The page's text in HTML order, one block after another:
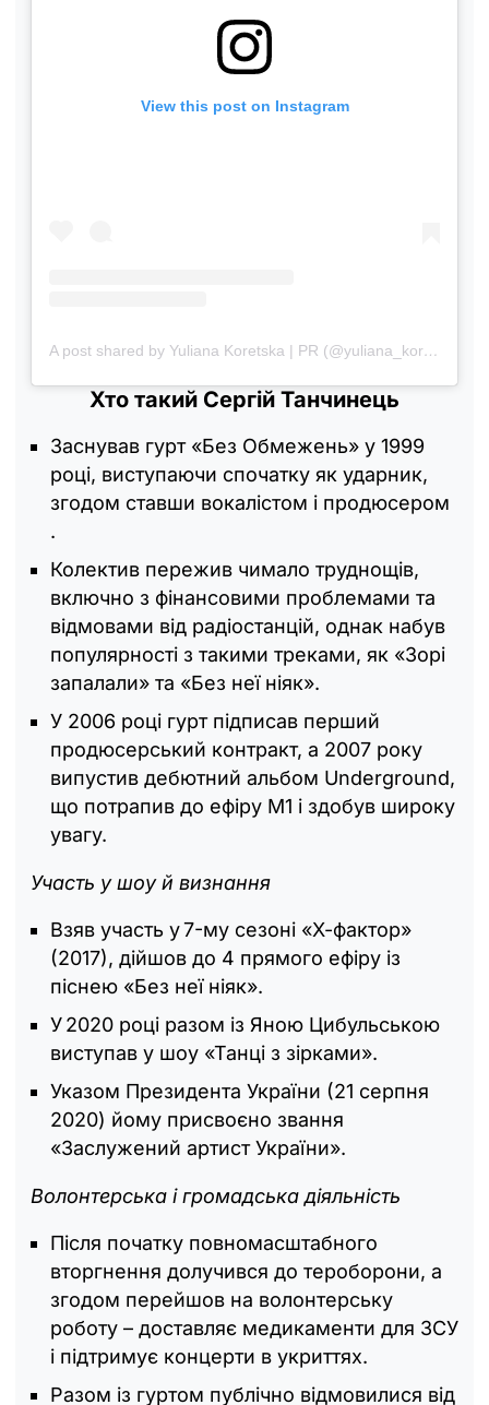
View this post on Instagram
A post shared by Yuliana Koretska | PR (@yuliana_koretska)
Хто такий Сергій Танчинець
Заснував гурт «Без Обмежень» у 1999
році, виступаючи спочатку як ударник,
згодом ставши вокалістом і продюсером
.
Колектив пережив чимало труднощів,
включно з фінансовими проблемами та
відмовами від радіостанцій, однак набув
популярності з такими треками, як «Зорі
запалали» та «Без неї ніяк».
У 2006 році гурт підписав перший
продюсерський контракт, а 2007 року
випустив дебютний альбом Underground,
що потрапив до ефіру М1 і здобув широку
увагу.
Участь у шоу й визнання
Взяв участь у 7-му сезоні «Х-фактор»
(2017), дійшов до 4 прямого ефіру із
піснею «Без неї ніяк».
У 2020 році разом із Яною Цибульською
виступав у шоу «Танці з зірками».
Указом Президента України (21 серпня
2020) йому присвоєно звання
«Заслужений артист України».
Волонтерська і громадська діяльність
Після початку повномасштабного
вторгнення долучився до тероборони, а
згодом перейшов на волонтерську
роботу – доставляє медикаменти для ЗСУ
і підтримує концерти в укриттях.
Разом із гуртом публічно відмовилися від